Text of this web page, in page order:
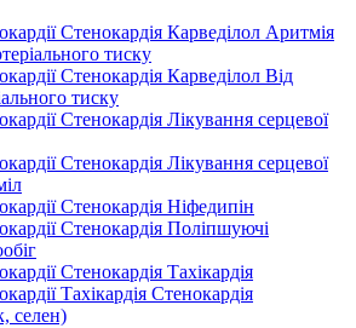
Стенокардія Карведілол Аритмія
тиску
Стенокардія Карведілол Від
тиску
Стенокардія Лікування серцевої
Стенокардія Лікування серцевої
Стенокардія Ніфедипін
Стенокардія Поліпшуючі
Стенокардія Тахікардія
Тахікардія Стенокардія
селен)